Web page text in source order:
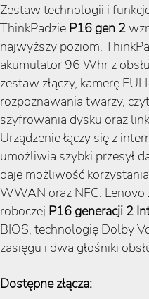
Zestaw technologii i
ThinkPadzie P16 gen 2
najwyższy poziom.
akumulator 96 Whr z
zestaw złączy, kamerę
rozpoznawania twarzy,
szyfrowania dysku oraz
Urządzenie łączy się z
umożliwia szybki przesył
daje możliwość
WWAN oraz NFC.
roboczej P16 generacji 2
BIOS, technologię Dolby
zasięgu i dwa głośniki
Dostępne złącza: